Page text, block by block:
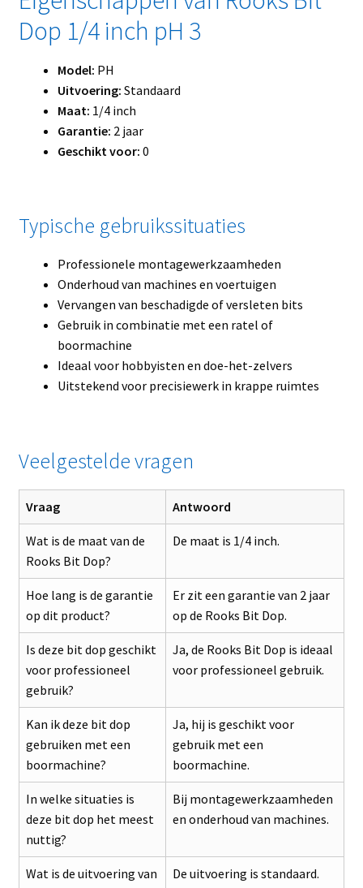
Dop 1/4 inch pH 3
Model: PH
Uitvoering: Standaard
Maat: 1/4 inch
Garantie: 2 jaar
Geschikt voor: 0
Typische gebruikssituaties
Professionele montagewerkzaamheden
Onderhoud van machines en voertuigen
Vervangen van beschadigde of versleten bits
Gebruik in combinatie met een ratel of
boormachine
Ideaal voor hobbyisten en doe-het-zelvers
Uitstekend voor precisiewerk in krappe ruimtes
Veelgestelde vragen
Vraag Antwoord
Wat is de maat van de
Rooks Bit Dop?
De maat is 1/4 inch.
Hoe lang is de garantie
op dit product?
Er zit een garantie van 2 jaar
op de Rooks Bit Dop.
Is deze bit dop geschikt
voor professioneel
gebruik?
Ja, de Rooks Bit Dop is ideaal
voor professioneel gebruik.
Kan ik deze bit dop
gebruiken met een
boormachine?
Ja, hij is geschikt voor
gebruik met een
boormachine.
In welke situaties is
deze bit dop het meest
nuttig?
Bij montagewerkzaamheden
en onderhoud van machines.
Wat is de uitvoering van
De uitvoering is standaard.